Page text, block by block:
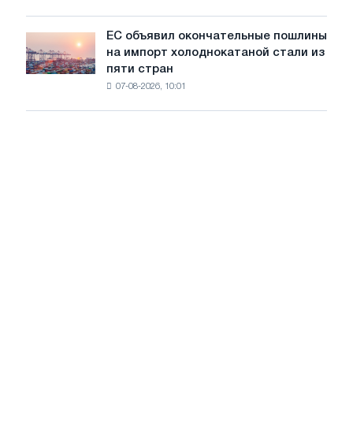
трамвайных
путей
Ярославля
объявил
окончательные
ЕС объявил окончательные пошлины
на импорт холоднокатаной стали из
пяти стран
07-08-2026, 10:01